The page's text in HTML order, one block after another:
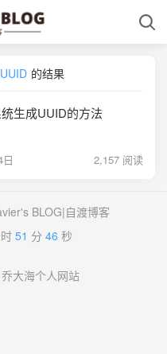
的结果
生成UUID的方法
2,157 阅读
BLOG|自渡博客
时 51 分 47 秒
乔大海个人网站